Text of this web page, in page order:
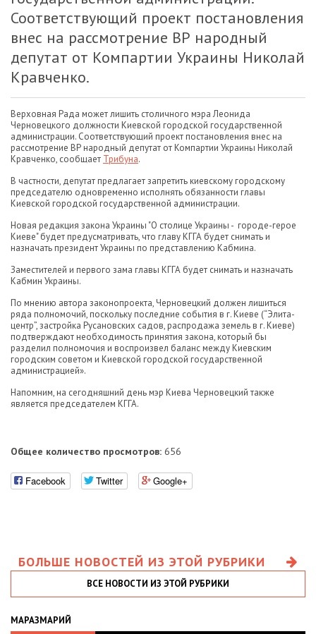
Соответствующий проект постановления
внес на рассмотрение ВР народный
депутат от Компартии Украины Николай
Кравченко.
Верховная Рада может лишить столичного мэра Леонида
Черновецкого должности Киевской городской государственной
администрации. Соответствующий проект постановления внес на
рассмотрение ВР народный депутат от Компартии Украины Николай
Кравченко, сообщает Трибуна.
В частности, депутат предлагает запретить киевскому городскому
председателю одновременно исполнять обязанности главы
Киевской городской государственной администрации.
Новая редакция закона Украины "О столице Украины - городе-герое
Киеве" будет предусматривать, что главу КГГА будет снимать и
назначать президент Украины по представлению Кабмина.
Заместителей и первого зама главы КГГА будет снимать и назначать
Кабмин Украины.
По мнению автора законопроекта, Черновецкий должен лишиться
ряда полномочий, поскольку последние события в г. Киеве (“Элита-
центр”, застройка Русановских садов, распродажа земель в г. Киеве)
подтверждают необходимость принятия закона, который бы
разделил полномочия и воспроизвел баланс между Киевским
городским советом и Киевской городской государственной
администрацией».
Напомним, на сегодняшний день мэр Киева Черновецкий также
является председателем КГГА.
Общее количество просмотров: 656
Facebook Twitter Google+
БОЛЬШЕ НОВОСТЕЙ ИЗ ЭТОЙ РУБРИКИ
ВСЕ НОВОСТИ ИЗ ЭТОЙ РУБРИКИ
МАРАЗМАРИЙ